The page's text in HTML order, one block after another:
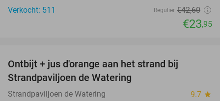
Verkocht: 511
Regulier €42,60
€23,95
Ontbijt + jus d'orange aan het strand bij
Strandpaviljoen de Watering
Strandpaviljoen de Watering 9.7 star